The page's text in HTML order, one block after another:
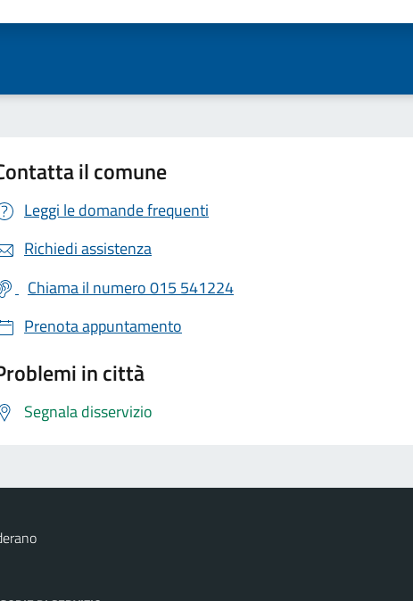
il comune
Leggi le domande frequenti
Richiedi assistenza
Chiama il numero 015 541224
Prenota appuntamento
in città
Segnala disservizio